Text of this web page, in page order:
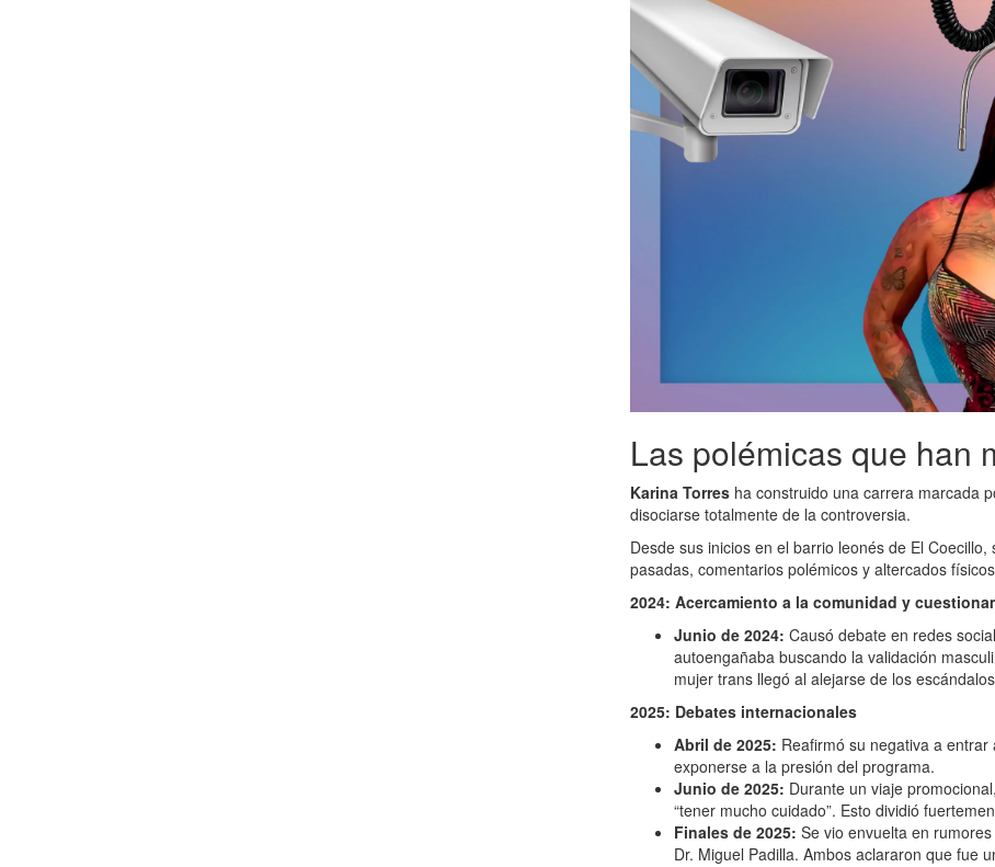
Las polémicas que han
Karina Torres ha construido una carrera marcada
disociarse totalmente de la controversia.
Desde sus inicios en el barrio leonés de El
pasadas, comentarios polémicos y altercados
2024: Acercamiento a la comunidad y
Junio de 2024: Causó debate en redes
autoengañaba buscando la validación
mujer trans llegó al alejarse de los
2025: Debates internacionales
Abril de 2025: Reafirmó su negativa a entrar
exponerse a la presión del programa.
Junio de 2025: Durante un viaje
“tener mucho cuidado”. Esto dividió
Finales de 2025: Se vio envuelta en
Dr. Miguel Padilla. Ambos aclararon que fue